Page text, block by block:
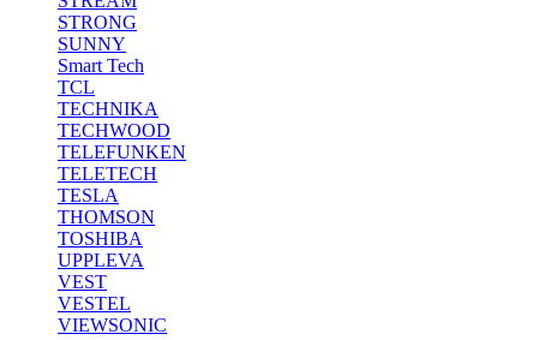
STRONG
SUNNY
Smart Tech
TCL
TECHNIKA
TECHWOOD
TELEFUNKEN
TELETECH
TESLA
THOMSON
TOSHIBA
UPPLEVA
VEST
VESTEL
VIEWSONIC